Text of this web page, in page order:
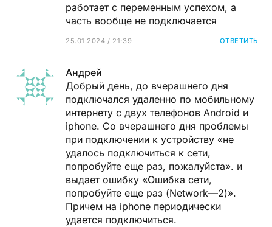
работает с переменным успехом, а
часть вообще не подключается
25.01.2024 / 21:39 ОТВЕТИТЬ
Андрей
Добрый день, до вчерашнего дня
подключался удаленно по мобильному
интернету с двух телефонов Android и
iphone. Со вчерашнего дня проблемы
при подключении к устройству «не
удалось подключиться к сети,
попробуйте еще раз, пожалуйста». и
выдает ошибку «Ошибка сети,
попробуйте еще раз (Network—2)».
Причем на iphone периодически
удается подключиться.